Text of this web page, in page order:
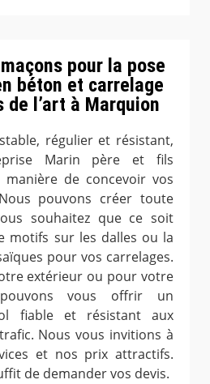
pour la pose
béton et carrelage
de l’art à Marquion
régulier et résistant,
Marin père et fils
de concevoir vos
pouvons créer toute
souhaitez que ce soit
motifs sur les dalles ou la
pour vos carrelages.
extérieur ou pour votre
vous offrir un
fiable et résistant aux
Nous vous invitions à
et nos prix attractifs.
de demander vos devis.